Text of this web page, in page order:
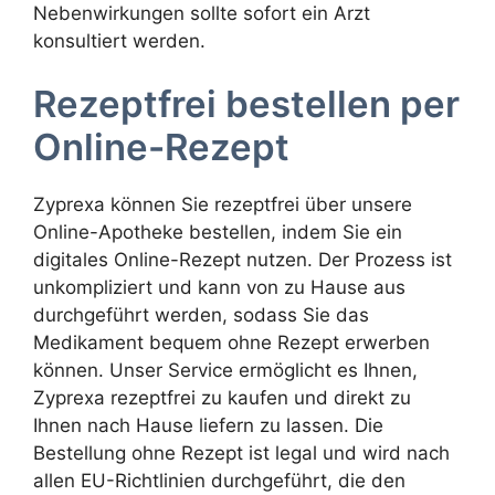
Nebenwirkungen sollte sofort ein Arzt
konsultiert werden.
Rezeptfrei bestellen per
Online-Rezept
Zyprexa können Sie rezeptfrei über unsere
Online-Apotheke bestellen, indem Sie ein
digitales Online-Rezept nutzen. Der Prozess ist
unkompliziert und kann von zu Hause aus
durchgeführt werden, sodass Sie das
Medikament bequem ohne Rezept erwerben
können. Unser Service ermöglicht es Ihnen,
Zyprexa rezeptfrei zu kaufen und direkt zu
Ihnen nach Hause liefern zu lassen. Die
Bestellung ohne Rezept ist legal und wird nach
allen EU-Richtlinien durchgeführt, die den